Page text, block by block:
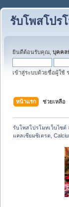
รับโพสโปร
ยินดีต้อนรับคุณ, บุคคล
เข้าสู่ระบบด้วยชื่อผู้ใช้
หน้าแรก ช่วยเหลือ
รับโพสโปรโมทเว็บไซต์
แคลเซียมซิเตรต,